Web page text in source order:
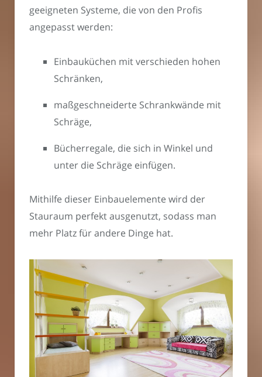
geeigneten Systeme, die von den Profis
angepasst werden:
Einbauküchen mit verschieden hohen
Schränken,
maßgeschneiderte Schrankwände mit
Schräge,
Bücherregale, die sich in Winkel und
unter die Schräge einfügen.
Mithilfe dieser Einbauelemente wird der
Stauraum perfekt ausgenutzt, sodass man
mehr Platz für andere Dinge hat.